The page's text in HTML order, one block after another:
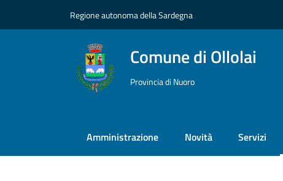
Regione autonoma della Sardegna
Comune di Ollolai
Provincia di Nuoro
Amministrazione Novità Servizi